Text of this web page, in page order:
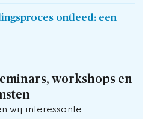
ontleed: een
workshops en
wij interessante